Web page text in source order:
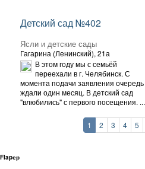
Детский сад №402
Ясли и детские сады
Гагарина (Ленинский), 21а
В этом году мы с семьёй
переехали в г. Челябинск. С
момента подачи заявления очередь
ждали один месяц. В детский сад
"влюбились" с первого посещения. ...
1 2 3 4 5
Flapер